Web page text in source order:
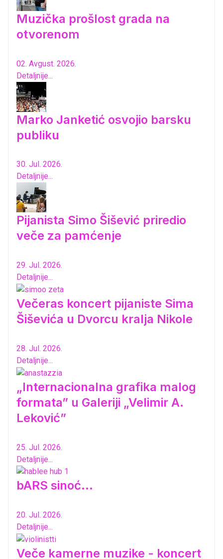
Muzička prošlost grada na
otvorenom
02. Avgust. 2026.
Detaljnije...
Marko Janketić osvojio barsku
publiku
30. Jul. 2026.
Detaljnije...
Pijanista Simo Šišević priredio
veče za pamćenje
29. Jul. 2026.
Detaljnije...
Večeras koncert pijaniste Sima
Šiševića u Dvorcu kralja Nikole
28. Jul. 2026.
Detaljnije...
„Internacionalna grafika malog
formata” u Galeriji „Velimir A.
Leković”
25. Jul. 2026.
Detaljnije...
bARS sinoć...
20. Jul. 2026.
Detaljnije...
Veče kamerne muzike - koncert